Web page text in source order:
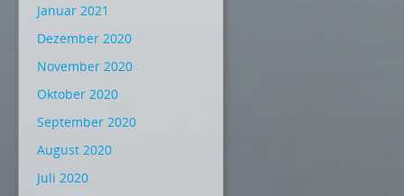
Januar 2021
Dezember 2020
November 2020
Oktober 2020
September 2020
August 2020
Juli 2020